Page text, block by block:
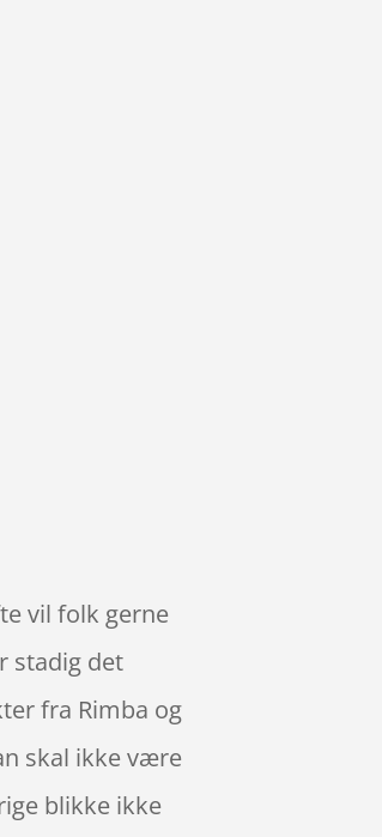
vil folk gerne
stadig det
fra Rimba og
skal ikke være
blikke ikke